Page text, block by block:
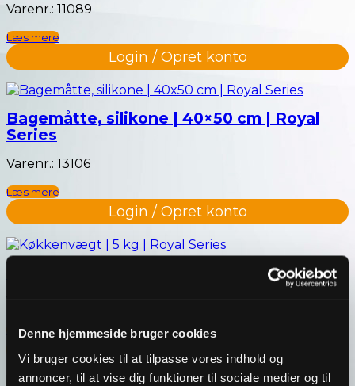
Denne hjemmeside bruger cookies
Vi bruger cookies til at tilpasse vores indhold og
annoncer, til at vise dig funktioner til sociale medier og til
Varenr.: 11089
Læs mere
Login / Opret konto
Bagemåtte, silikone | 40×50 cm | Royal
Series
Varenr.: 13106
Læs mere
Login / Opret konto
Køkkenvægt | 5 kg | Royal Series
Læs mere